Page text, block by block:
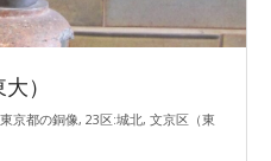
）
京都の銅像, 23区:城北, 文京区（東